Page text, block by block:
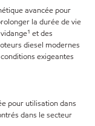
avancée pour
la durée de vie
et des
diesel modernes
exigeantes
pour utilisation dans
dans le secteur